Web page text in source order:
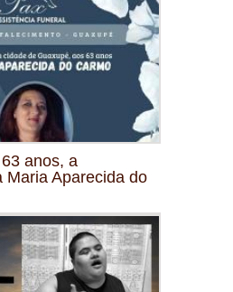
anos, a
Maria Aparecida do